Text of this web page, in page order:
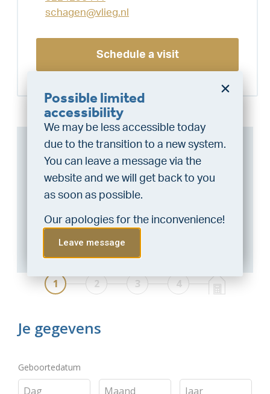
schagen@vlieg.nl
Schedule a visit
Can I afford this house?
Through this tool you calculate it within 1
minute!
Want to be 100% sure? Then request a
consultation with a financial advisor.
Do you want a better
chance at being assigned a
home?
Do the financing check and get
“priority” allocation. As an exclusive
service, VLIEG Mortgages offers
Do the check!
Possible limited
accessibility
We may be less accessible today
due to the transition to a new system.
You can leave a message via the
website and we will get back to you
as soon as possible.
Our apologies for the inconvenience!
Leave message